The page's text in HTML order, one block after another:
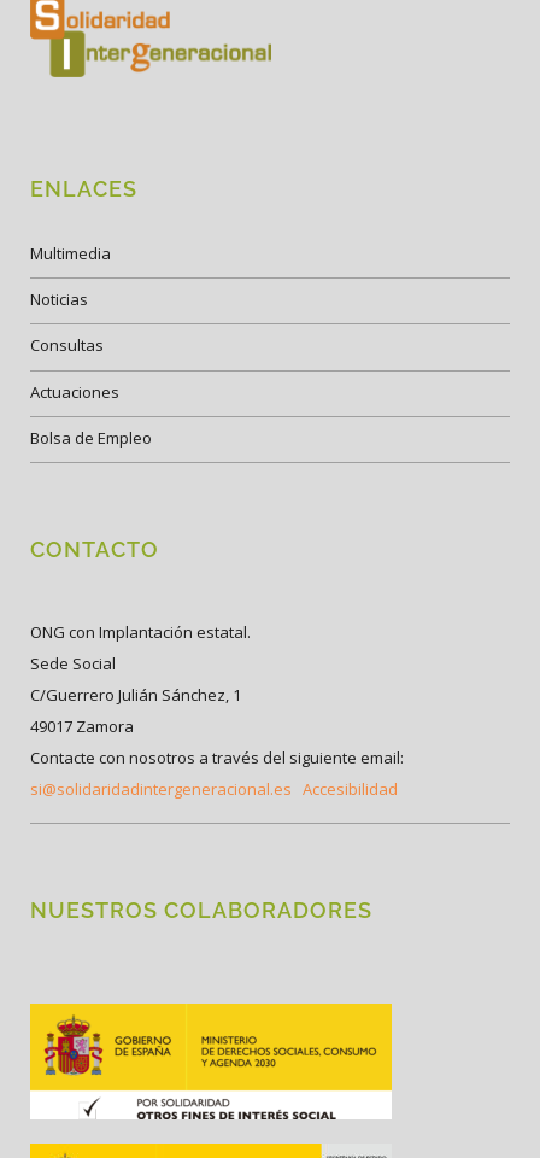
ENLACES
Multimedia
Noticias
Consultas
Actuaciones
Bolsa de Empleo
CONTACTO
ONG con Implantación estatal.
Sede Social
C/Guerrero Julián Sánchez, 1
49017 Zamora
Contacte con nosotros a través del siguiente email:
si@solidaridadintergeneracional.es Accesibilidad
NUESTROS COLABORADORES